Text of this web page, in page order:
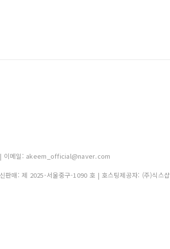
| 이메일: akeem_official@naver.com
판매: 제 2025-서울중구-1090 호 | 호스팅제공자: (주)식스샵